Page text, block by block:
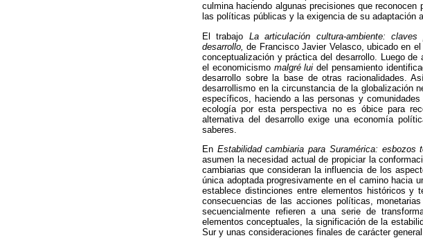
culmina haciendo algunas precisiones que reconocen
las políticas públicas y la exigencia de su adaptación
El trabajo La articulación cultura-ambiente:
desarrollo, de Francisco Javier Velasco, ubicado en
conceptualización y práctica del desarrollo. Luego
el economicismo malgré lui del pensamiento
desarrollo sobre la base de otras racionalidades.
desarrollismo en la circunstancia de la globalización
específicos, haciendo a las personas y
ecología por esta perspectiva no es óbice para
alternativa del desarrollo exige una economía
saberes.
En Estabilidad cambiaria para Suramérica: esbozos
asumen la necesidad actual de propiciar la
cambiarias que consideran la influencia de los
única adoptada progresivamente en el camino hacia
establece distinciones entre elementos históricos
consecuencias de las acciones políticas,
secuencialmente refieren a una serie de
elementos conceptuales, la significación de la
Sur y unas consideraciones finales de carácter general.